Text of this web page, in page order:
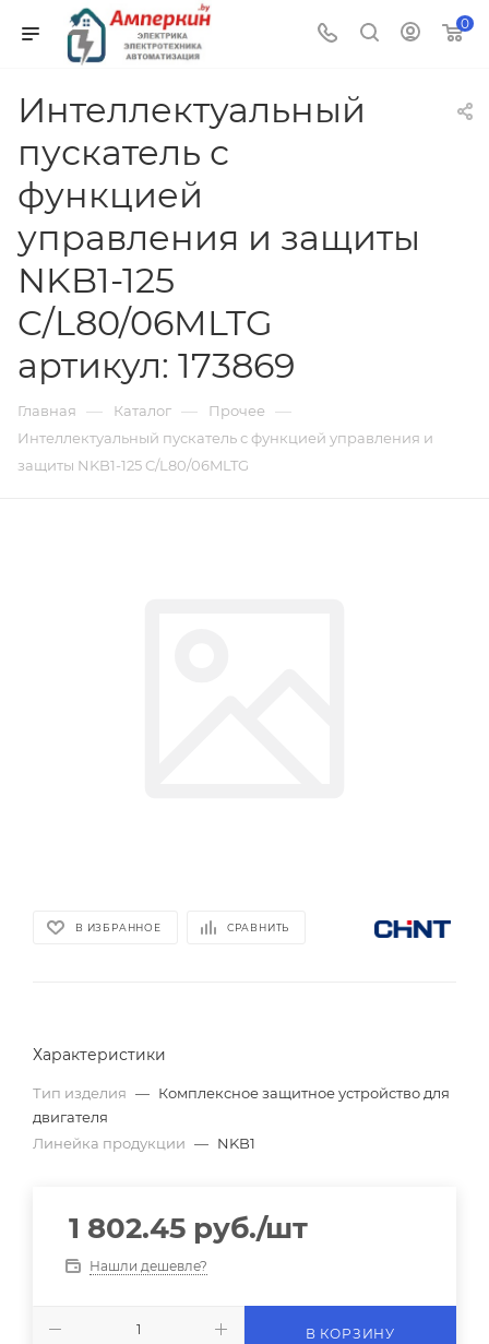
0
Интеллектуальный
пускатель с
функцией
управления и защиты
NKB1-125
C/L80/06MLTG
артикул: 173869
Главная — Каталог — Прочее —
Интеллектуальный пускатель с функцией управления и
защиты NKB1-125 C/L80/06MLTG
В ИЗБРАННОЕ СРАВНИТЬ
Характеристики
Тип изделия — Комплексное защитное устройство для
двигателя
Линейка продукции — NKB1
1 802.45 руб./шт
Нашли дешевле?
В КОРЗИНУ